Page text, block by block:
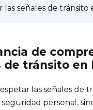
las señales de tránsito
de
de tránsito en
las señales de
seguridad personal,